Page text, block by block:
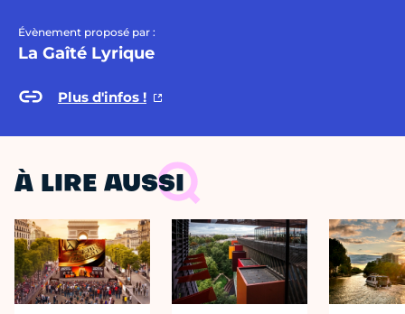
Évènement proposé par :
La Gaîté Lyrique
Plus d'infos !
À LIRE AUSSI